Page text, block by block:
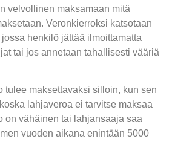
velvollinen maksamaan mitä
Veronkierroksi katsotaan
henkilö jättää ilmoittamatta
tai jos annetaan tahallisesti vääriä
tulee maksettavaksi silloin, kun sen
lahjaveroa ei tarvitse maksaa
on vähäinen tai lahjansaaja saa
vuoden aikana enintään 5000